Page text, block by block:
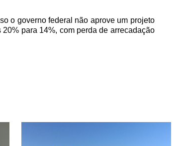
o governo federal não aprove um projeto
para 14%, com perda de arrecadação